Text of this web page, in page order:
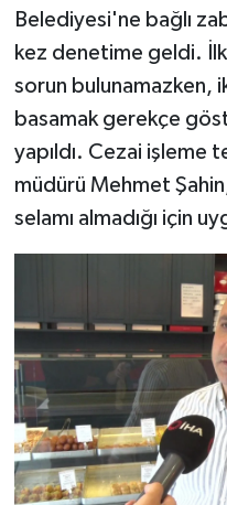
Belediyesi'ne bağlı
kez denetime geldi.
sorun bulunamazken,
basamak gerekçe
yapıldı. Cezai işleme
müdürü Mehmet
selamı almadığı için